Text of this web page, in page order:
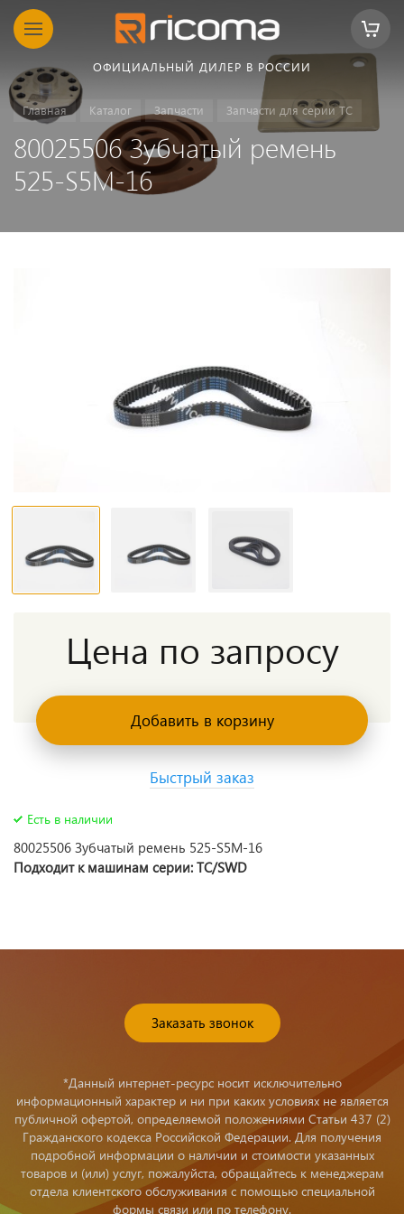
ОФИЦИАЛЬНЫЙ ДИЛЕР В РОССИИ
Главная Каталог Запчасти Запчасти для серии TC
80025506 Зубчатый ремень
525-S5M-16
Есть в наличии
80025506 Зубчатый ремень 525-S5M-16
Подходит к машинам серии: TC/SWD
Цена по запросу
Добавить в корзину
Быстрый заказ
Заказать звонок
*Данный интернет-ресурс носит исключительно
информационный характер и ни при каких условиях не является
публичной офертой, определяемой положениями Статьи 437 (2)
Гражданского кодекса Российской Федерации. Для получения
подробной информации о наличии и стоимости указанных
товаров и (или) услуг, пожалуйста, обращайтесь к менеджерам
отдела клиентского обслуживания с помощью специальной
формы связи или по телефону.